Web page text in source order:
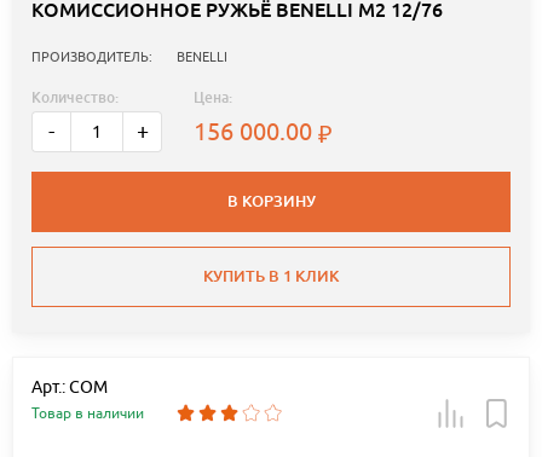
КОМИССИОННОЕ РУЖЬЁ BENELLI М2 12/76
ПРОИЗВОДИТЕЛЬ: BENELLI
Количество:
- +
Цена:
156 000.00
В КОРЗИНУ
КУПИТЬ В 1 КЛИК
Арт.: COM
Товар в наличии